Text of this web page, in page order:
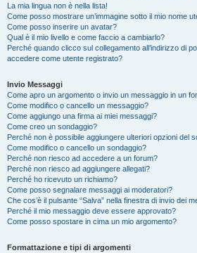
La mia lingua non è nella lista!
Come posso mostrare un’immagine sotto il mio nome
Come posso inserire un avatar?
Qual è il mio livello e come faccio a cambiarlo?
Perché quando clicco sul collegamento all’indirizzo di
accedere come utente registrato?
Invio Messaggi
Come apro un argomento o invio un messaggio in un
Come modifico o cancello un messaggio?
Come aggiungo una firma ai miei messaggi?
Come creo un sondaggio?
Perché non è possibile aggiungere ulteriori opzioni del
Come modifico o cancello un sondaggio?
Perché non riesco ad accedere a un forum?
Perché non riesco ad aggiungere allegati?
Perché ho ricevuto un richiamo?
Come posso segnalare messaggi ai moderatori?
Che cos’è il pulsante “Salva” nella finestra di invio dei
Perché il mio messaggio deve essere approvato?
Come posso spostare in cima un mio argomento?
Formattazione e tipi di argomenti